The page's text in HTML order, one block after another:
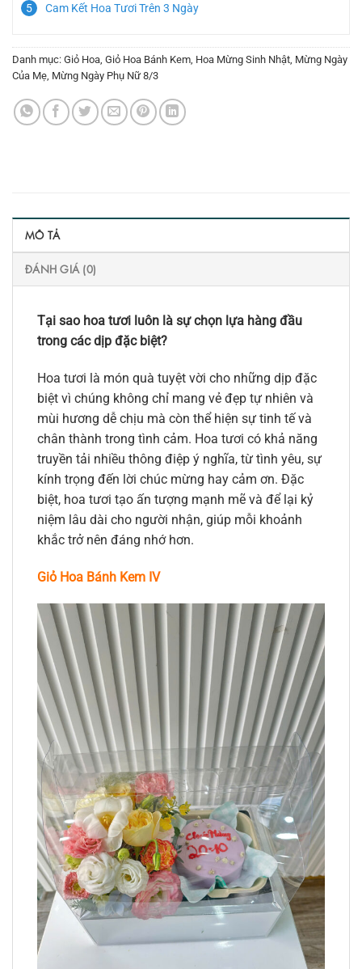
Cam Kết Hoa Tươi Trên 3 Ngày
Danh mục: Giỏ Hoa, Giỏ Hoa Bánh Kem, Hoa Mừng Sinh Nhật, Mừng Ngày
Của Mẹ, Mừng Ngày Phụ Nữ 8/3
MÔ TẢ
ĐÁNH GIÁ (0)
Tại sao hoa tươi luôn là sự chọn lựa hàng đầu
trong các dịp đặc biệt?
Hoa tươi là món quà tuyệt vời cho những dịp đặc
biệt vì chúng không chỉ mang vẻ đẹp tự nhiên và
mùi hương dễ chịu mà còn thể hiện sự tinh tế và
chân thành trong tình cảm. Hoa tươi có khả năng
truyền tải nhiều thông điệp ý nghĩa, từ tình yêu, sự
kính trọng đến lời chúc mừng hay cảm ơn. Đặc
biệt, hoa tươi tạo ấn tượng mạnh mẽ và để lại kỷ
niệm lâu dài cho người nhận, giúp mỗi khoảnh
khắc trở nên đáng nhớ hơn.
Giỏ Hoa Bánh Kem IV